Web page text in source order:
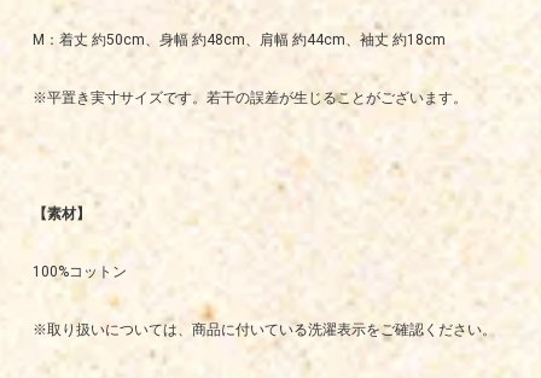
M：着丈 約50cm、身幅 約48cm、肩幅 約44cm、袖丈 約18cm
※平置き実寸サイズです。若干の誤差が生じることがございます。
【素材】
100%コットン
※取り扱いについては、商品に付いている洗濯表示をご確認ください。